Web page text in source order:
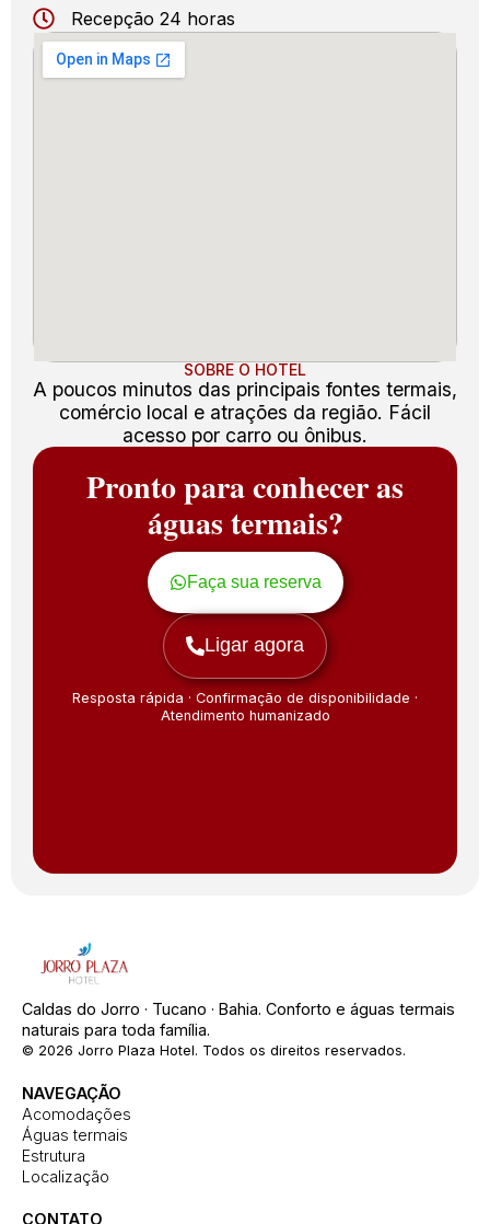
Recepção 24 horas
SOBRE O HOTEL
A poucos minutos das principais fontes termais,
comércio local e atrações da região. Fácil
acesso por carro ou ônibus.
Pronto para conhecer as
águas termais?
Faça sua reserva
Ligar agora
Resposta rápida · Confirmação de disponibilidade ·
Atendimento humanizado
Caldas do Jorro · Tucano · Bahia. Conforto e águas termais
naturais para toda família.
© 2026 Jorro Plaza Hotel. Todos os direitos reservados.
NAVEGAÇÃO
Acomodações
Águas termais
Estrutura
Localização
CONTATO